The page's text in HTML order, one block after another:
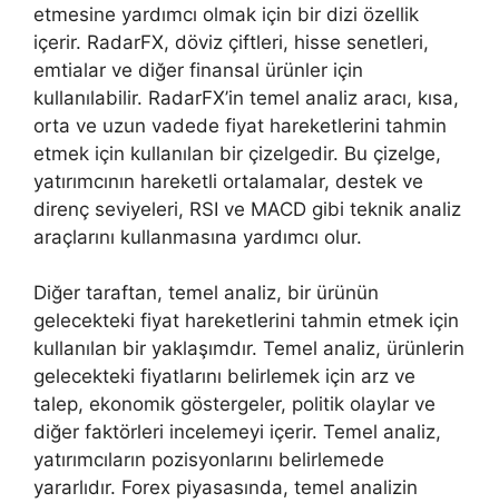
etmesine yardımcı olmak için bir dizi özellik
içerir. RadarFX, döviz çiftleri, hisse senetleri,
emtialar ve diğer finansal ürünler için
kullanılabilir. RadarFX’in temel analiz aracı, kısa,
orta ve uzun vadede fiyat hareketlerini tahmin
etmek için kullanılan bir çizelgedir. Bu çizelge,
yatırımcının hareketli ortalamalar, destek ve
direnç seviyeleri, RSI ve MACD gibi teknik analiz
araçlarını kullanmasına yardımcı olur.
Diğer taraftan, temel analiz, bir ürünün
gelecekteki fiyat hareketlerini tahmin etmek için
kullanılan bir yaklaşımdır. Temel analiz, ürünlerin
gelecekteki fiyatlarını belirlemek için arz ve
talep, ekonomik göstergeler, politik olaylar ve
diğer faktörleri incelemeyi içerir. Temel analiz,
yatırımcıların pozisyonlarını belirlemede
yararlıdır. Forex piyasasında, temel analizin